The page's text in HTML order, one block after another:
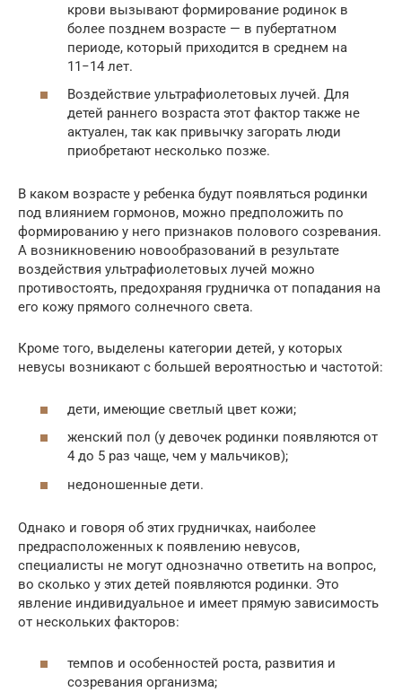
крови вызывают формирование родинок в
более позднем возрасте — в пубертатном
периоде, который приходится в среднем на
11−14 лет.
Воздействие ультрафиолетовых лучей. Для
детей раннего возраста этот фактор также не
актуален, так как привычку загорать люди
приобретают несколько позже.
В каком возрасте у ребенка будут появляться родинки
под влиянием гормонов, можно предположить по
формированию у него признаков полового созревания.
А возникновению новообразований в результате
воздействия ультрафиолетовых лучей можно
противостоять, предохраняя грудничка от попадания на
его кожу прямого солнечного света.
Кроме того, выделены категории детей, у которых
невусы возникают с большей вероятностью и частотой:
дети, имеющие светлый цвет кожи;
женский пол (у девочек родинки появляются от
4 до 5 раз чаще, чем у мальчиков);
недоношенные дети.
Однако и говоря об этих грудничках, наиболее
предрасположенных к появлению невусов,
специалисты не могут однозначно ответить на вопрос,
во сколько у этих детей появляются родинки. Это
явление индивидуальное и имеет прямую зависимость
от нескольких факторов:
темпов и особенностей роста, развития и
созревания организма;